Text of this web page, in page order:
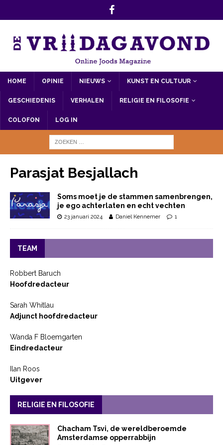
HOME OPINIE NIEUWS KUNST EN CULTUUR
GESCHIEDENIS VERHALEN RELIGIE EN FILOSOFIE
COLOFON LOG IN
Parasjat Besjallach
Soms moet je de stammen samenbrengen,
je ego achterlaten en echt vechten
23 januari 2024 Daniel Kennemer 1
TEAM
Robbert Baruch
Hoofdredacteur
Sarah Whitlau
Adjunct hoofdredacteur
Wanda F Bloemgarten
Eindredacteur
Ilan Roos
Uitgever
RELIGIE EN FILOSOFIE
Chacham Tsvi, de wereldberoemde
Amsterdamse opperrabbijn